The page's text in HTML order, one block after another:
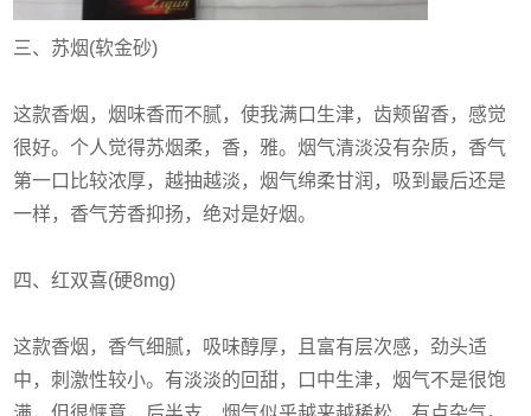
三、苏烟(软金砂)
这款香烟，烟味香而不腻，使我满口生津，齿颊留香，感觉
很好。个人觉得苏烟柔，香，雅。烟气清淡没有杂质，香气
第一口比较浓厚，越抽越淡，烟气绵柔甘润，吸到最后还是
一样，香气芳香抑扬，绝对是好烟。
四、红双喜(硬8mg)
这款香烟，香气细腻，吸味醇厚，且富有层次感，劲头适
中，刺激性较小。有淡淡的回甜，口中生津，烟气不是很饱